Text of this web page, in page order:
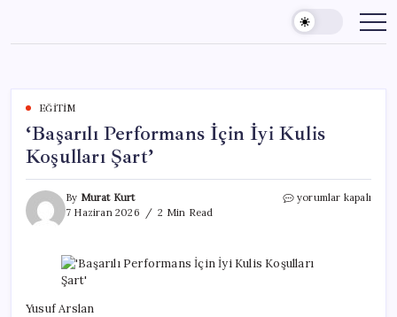
content
EĞITIM
‘Başarılı Performans İçin İyi Kulis
Koşulları Şart’
By Murat Kurt
7 Haziran 2026
2 Min Read
‘Başarılı
Kulis
Koşulları
yorumlar kapalı
Yusuf Arslan